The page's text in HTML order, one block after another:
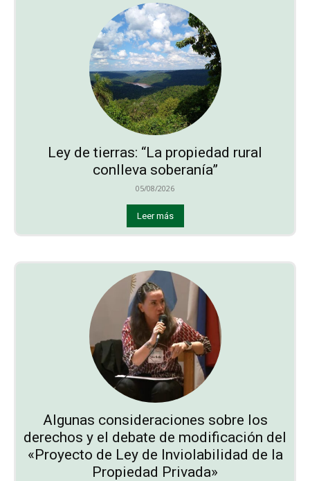
Ley de tierras: “La propiedad rural
conlleva soberanía”
05/08/2026
Leer más
Algunas consideraciones sobre los
derechos y el debate de modificación del
«Proyecto de Ley de Inviolabilidad de la
Propiedad Privada»